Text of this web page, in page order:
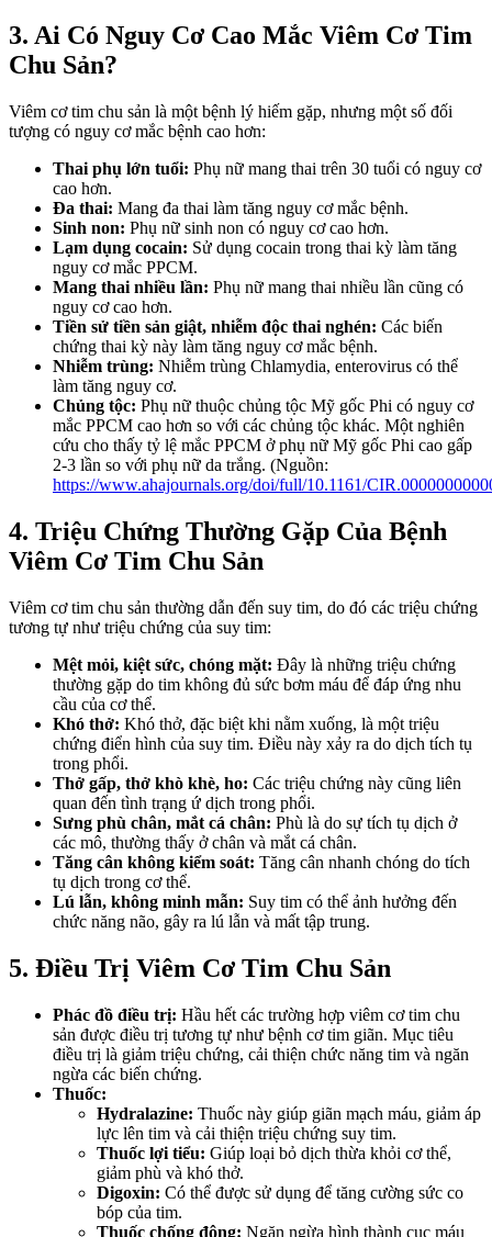
3. Ai Có Nguy Cơ Cao Mắc Viêm Cơ Tim
Chu Sản?
Viêm cơ tim chu sản là một bệnh lý hiếm gặp, nhưng một số đối
tượng có nguy cơ mắc bệnh cao hơn:
Thai phụ lớn tuổi: Phụ nữ mang thai trên 30 tuổi có nguy cơ
cao hơn.
Đa thai: Mang đa thai làm tăng nguy cơ mắc bệnh.
Sinh non: Phụ nữ sinh non có nguy cơ cao hơn.
Lạm dụng cocain: Sử dụng cocain trong thai kỳ làm tăng
nguy cơ mắc PPCM.
Mang thai nhiều lần: Phụ nữ mang thai nhiều lần cũng có
nguy cơ cao hơn.
Tiền sử tiền sản giật, nhiễm độc thai nghén: Các biến
chứng thai kỳ này làm tăng nguy cơ mắc bệnh.
Nhiễm trùng: Nhiễm trùng Chlamydia, enterovirus có thể
làm tăng nguy cơ.
Chủng tộc: Phụ nữ thuộc chủng tộc Mỹ gốc Phi có nguy cơ
mắc PPCM cao hơn so với các chủng tộc khác. Một nghiên
cứu cho thấy tỷ lệ mắc PPCM ở phụ nữ Mỹ gốc Phi cao gấp
2-3 lần so với phụ nữ da trắng. (Nguồn:
https://www.ahajournals.org/doi/full/10.1161/
4. Triệu Chứng Thường Gặp Của Bệnh
Viêm Cơ Tim Chu Sản
Viêm cơ tim chu sản thường dẫn đến suy tim, do đó các triệu chứng
tương tự như triệu chứng của suy tim:
Mệt mỏi, kiệt sức, chóng mặt: Đây là những triệu chứng
thường gặp do tim không đủ sức bơm máu để đáp ứng nhu
cầu của cơ thể.
Khó thở: Khó thở, đặc biệt khi nằm xuống, là một triệu
chứng điển hình của suy tim. Điều này xảy ra do dịch tích tụ
trong phổi.
Thở gấp, thở khò khè, ho: Các triệu chứng này cũng liên
quan đến tình trạng ứ dịch trong phổi.
Sưng phù chân, mắt cá chân: Phù là do sự tích tụ dịch ở
các mô, thường thấy ở chân và mắt cá chân.
Tăng cân không kiểm soát: Tăng cân nhanh chóng do tích
tụ dịch trong cơ thể.
Lú lẫn, không minh mẫn: Suy tim có thể ảnh hưởng đến
chức năng não, gây ra lú lẫn và mất tập trung.
5. Điều Trị Viêm Cơ Tim Chu Sản
Phác đồ điều trị: Hầu hết các trường hợp viêm cơ tim chu
sản được điều trị tương tự như bệnh cơ tim giãn. Mục tiêu
điều trị là giảm triệu chứng, cải thiện chức năng tim và ngăn
ngừa các biến chứng.
Thuốc:
Hydralazine: Thuốc này giúp giãn mạch máu, giảm áp
lực lên tim và cải thiện triệu chứng suy tim.
Thuốc lợi tiểu: Giúp loại bỏ dịch thừa khỏi cơ thể,
giảm phù và khó thở.
Digoxin: Có thể được sử dụng để tăng cường sức co
bóp của tim.
Thuốc chống đông: Ngăn ngừa hình thành cục máu